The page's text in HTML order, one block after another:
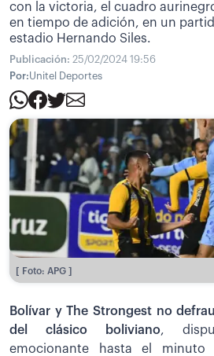
con la victoria, el cuadro
en tiempo de adición, en un
estadio Hernando Siles.
Publicación: 25/02/2024 19:56
Por:Unitel Deportes
[ Foto: APG ]
Bolívar y The Strongest no
del clásico boliviano,
emocionante hasta el minuto